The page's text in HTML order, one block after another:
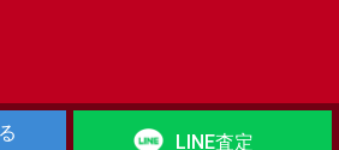
LINE査定